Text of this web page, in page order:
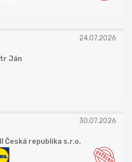
24.07.2026
Ján
30.07.2026
Česká republika s.r.o.